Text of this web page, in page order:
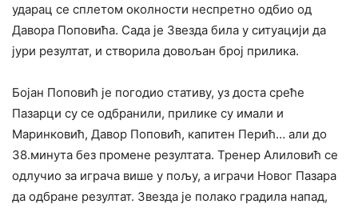
ударац се сплетом околности неспретно одбио од
Давора Поповића. Сада је Звезда била у ситуацији да
јури резултат, и створила довољан број прилика.
Бојан Поповић је погодио стативу, уз доста среће
Пазарци су се одбранили, прилике су имали и
Маринковић, Давор Поповић, капитен Перић… али до
38.минута без промене резултата. Тренер Алиловић се
одлучио за играча више у пољу, а играчи Новог Пазара
да одбране резултат. Звезда је полако градила напад,